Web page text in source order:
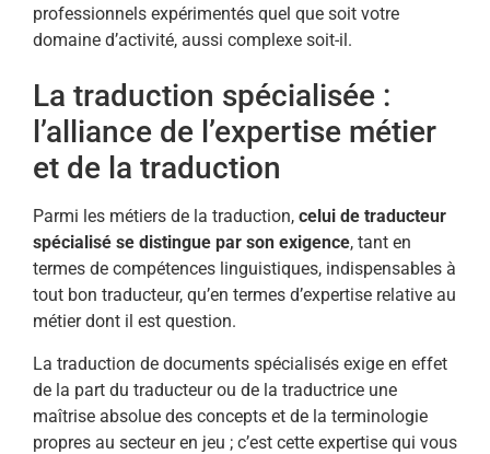
professionnels expérimentés quel que soit votre
domaine d’activité, aussi complexe soit-il.
La traduction spécialisée :
l’alliance de l’expertise métier
et de la traduction
Parmi les métiers de la traduction, celui de traducteur
spécialisé se distingue par son exigence, tant en
termes de compétences linguistiques, indispensables à
tout bon traducteur, qu’en termes d’expertise relative au
métier dont il est question.
La traduction de documents spécialisés exige en effet
de la part du traducteur ou de la traductrice une
maîtrise absolue des concepts et de la terminologie
propres au secteur en jeu ; c’est cette expertise qui vous